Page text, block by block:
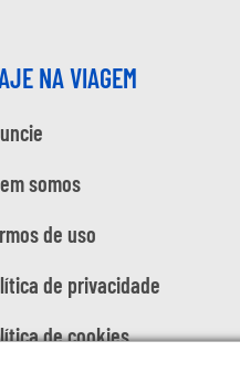
NA VIAGEM
somos
de uso
de privacidade
de cookies